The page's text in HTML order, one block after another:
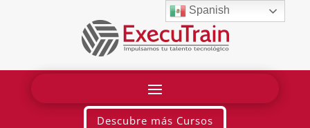
Descubre más Cursos
Spanish